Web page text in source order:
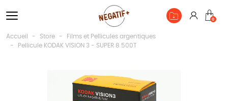
0
Accueil Store
Films et Pellicules argentiques
Pellicule KODAK VISION 3 - SUPER 8 500T